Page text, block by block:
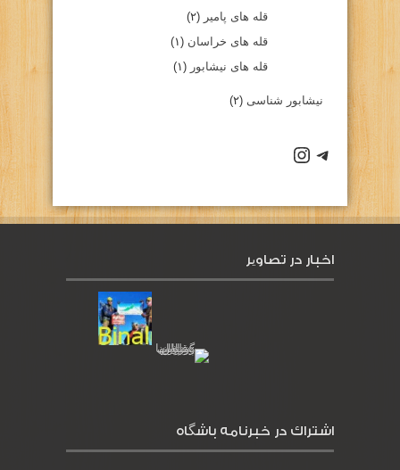
قله های پامیر (۲)
قله های خراسان (۱)
قله های نیشابور (۱)
نیشابور شناسی (۲)
كانال تلگرام باشگاه
صفحه اينستاگرام باشگاه
اخبار در تصاویر
اشتراك در خبرنامه باشگاه